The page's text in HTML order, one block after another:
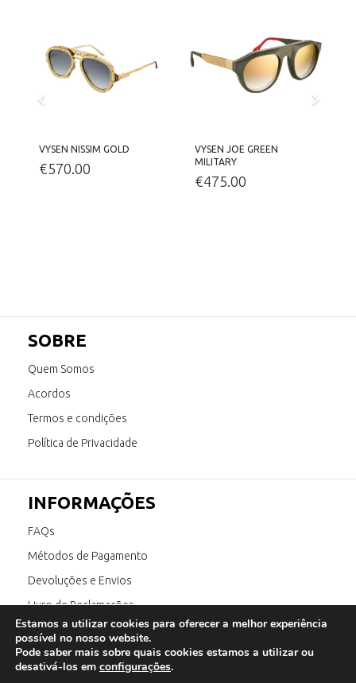
VYSEN NISSIM GOLD
€570.00
VYSEN JOE GREEN
MILITARY
€475.00
SOBRE
Quem Somos
Acordos
Termos e condições
Política de Privacidade
INFORMAÇÕES
FAQs
Métodos de Pagamento
Devoluções e Envios
Livro de Reclamações
Canal de Denúncia
Estamos a utilizar cookies para oferecer a melhor experiência
possível no nosso website.
Pode saber mais sobre quais cookies estamos a utilizar ou
desativá-los em configurações.